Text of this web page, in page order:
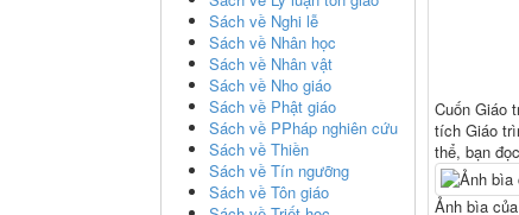
Cuốn Giáo
tích Giáo
thể, bạn
Ảnh bìa
Sách về Nghi lễ
Sách về Nhân học
Sách về Nhân vật
Sách về Nho giáo
Sách về Phật giáo
Sách về PPháp nghiên cứu
Sách về Thiền
Sách về Tín ngưỡng
Sách về Tôn giáo